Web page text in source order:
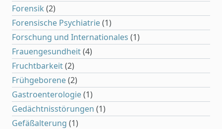
Forensik (2)
Forensische Psychiatrie(1)
Forschung und Internationales (1)
Frauengesundheit(4)
Fruchtbarkeit(2)
Frühgeborene(2)
Gastroenterologie(1)
Gedächtnisstörungen (1)
Gefäßalterung (1)